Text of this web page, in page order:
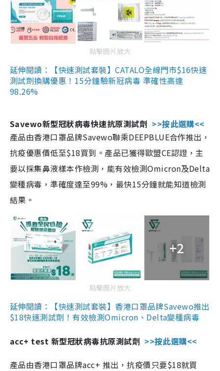
點擊圖片放大
延伸閱讀：【快速測試套裝】CATALO全線門市$16快速
測試劑換購優惠！15分鐘驗新冠病毒 準確性高達
98.26%
Savewo新型冠狀病毒快速抗原測試劑 >>按此選購<<
產品由香港口罩品牌Savewo聯乘DEEPBLUE合作推出，
抗疫優惠價低至$18買到。產品已獲得歐盟CE認證，主
要以採集鼻液樣本作檢測，能有效檢測Omicron及Delta
變種病毒，準確度達至99%，最快15分鐘就能知道檢測
結果。
+2
點擊圖片放大
延伸閱讀：【快速測試套裝】香港口罩品牌Savewo推出
$18快速測試劑！有效檢測Omicron、Delta變種病毒
acc+ test 新型冠狀病毒抗原測試劑 >>按此選購<<
產品由香港口罩品牌acc+ 推出，抗疫價只要$18就買